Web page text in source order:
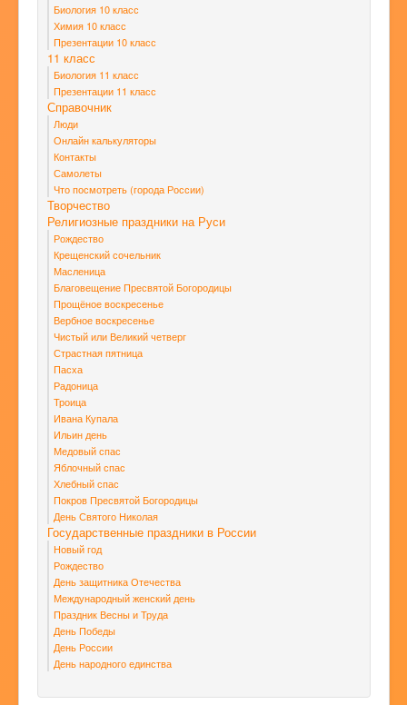
Биология 10 класс
Химия 10 класс
Презентации 10 класс
11 класс
Биология 11 класс
Презентации 11 класс
Справочник
Люди
Онлайн калькуляторы
Контакты
Самолеты
Что посмотреть (города России)
Творчество
Религиозные праздники на Руси
Рождество
Крещенский сочельник
Масленица
Благовещение Пресвятой Богородицы
Прощёное воскресенье
Вербное воскресенье
Чистый или Великий четверг
Страстная пятница
Пасха
Радоница
Троица
Ивана Купала
Ильин день
Медовый спас
Яблочный спас
Хлебный спас
Покров Пресвятой Богородицы
День Святого Николая
Государственные праздники в России
Новый год
Рождество
День защитника Отечества
Международный женский день
Праздник Весны и Труда
День Победы
День России
День народного единства